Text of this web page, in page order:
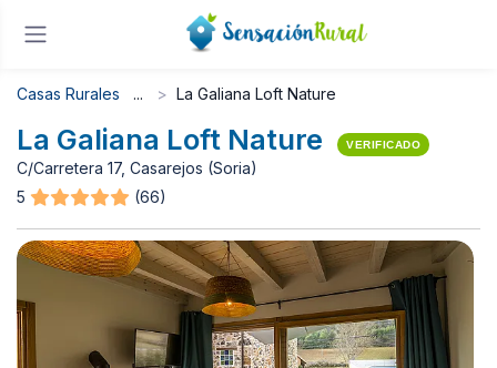
Casas Rurales La Galiana Loft Nature
La Galiana Loft Nature VERIFICADO
C/Carretera 17, Casarejos (Soria)
5
(66)